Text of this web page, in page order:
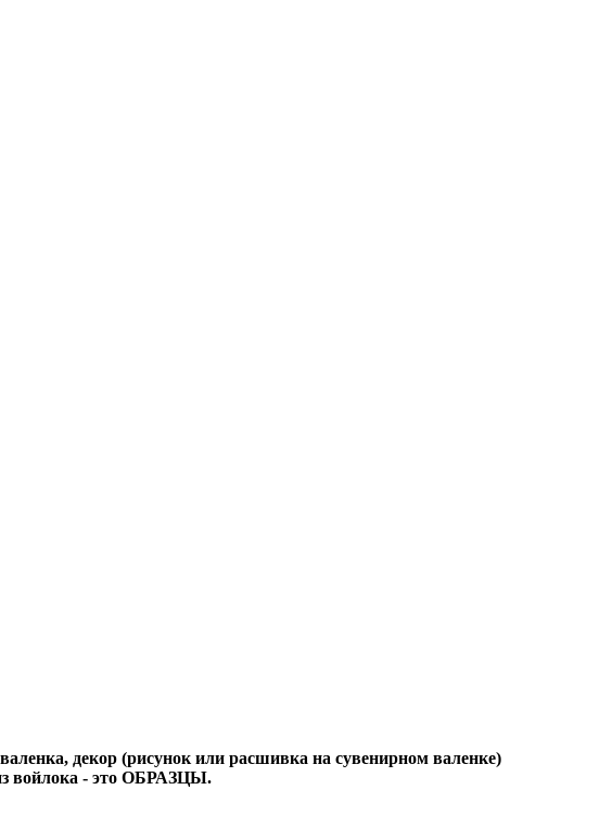
декор (рисунок или расшивка на сувенирном валенке)
войлока - это ОБРАЗЦЫ.